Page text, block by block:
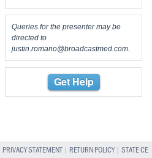
Queries for the presenter may be
directed to
justin.romano@broadcastmed.com
Get Help
PRIVACY STATEMENT| RETURN POLICY| STATE CE